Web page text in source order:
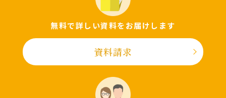
無料で詳しい資料をお届けします
資料請求